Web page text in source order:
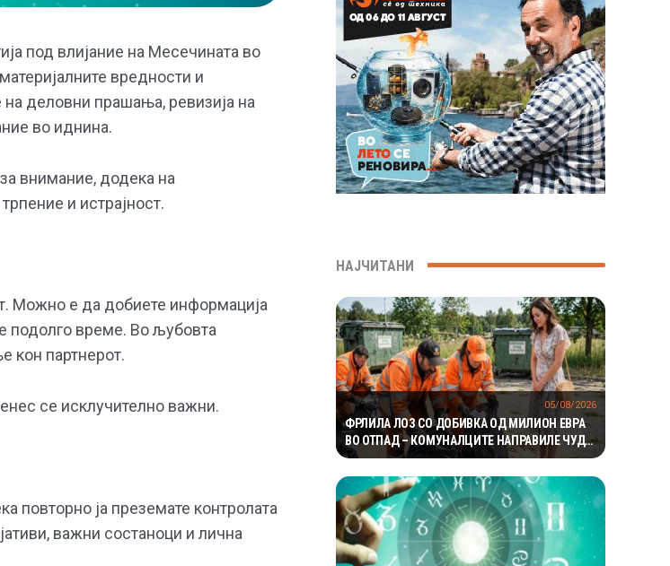
под влијание на Месечината во
вредности и
деловни прашања, ревизија на
во иднина.
внимание, додека на
и истрајност.
Можно е да добиете информација
подолго време. Во љубовта
кон партнерот.
се исклучително важни.
повторно ја преземате контролата
важни состаноци и лична
НАЈЧИТАНИ
ФРЛИЛА ЛОЗ СО ДОБИВКА ОД МИЛИОН ЕВРА
ВО ОТПАД – КОМУНАЛЦИТЕ НАПРАВИЛЕ ЧУДО
ЗА ДА ГО ПРОНАЈДАТ
05/08/2026